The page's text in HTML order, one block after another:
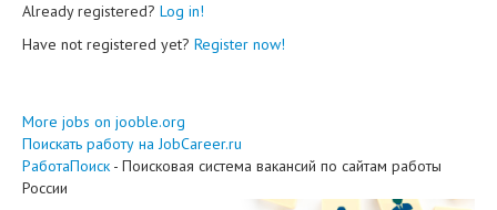
Already registered? Log in!
Have not registered yet? Register now!
More jobs on jooble.org
Поискать работу на JobCareer.ru
РаботаПоиск - Поисковая система вакансий по сайтам работы
России